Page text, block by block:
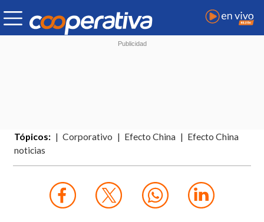
Tópicos: Corporativo Efecto China
Efecto China
noticias